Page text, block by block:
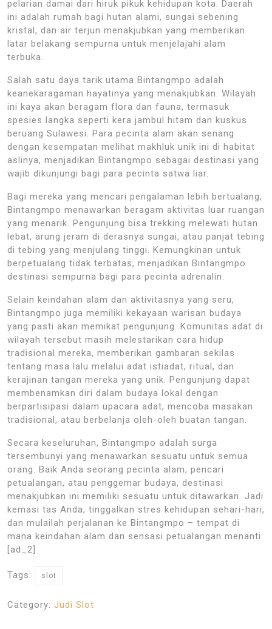
pelarian damai dari hiruk pikuk kehidupan kota. Daerah
ini adalah rumah bagi hutan alami, sungai sebening
kristal, dan air terjun menakjubkan yang memberikan
latar belakang sempurna untuk menjelajahi alam
terbuka.
Salah satu daya tarik utama Bintangmpo adalah
keanekaragaman hayatinya yang menakjubkan. Wilayah
ini kaya akan beragam flora dan fauna, termasuk
spesies langka seperti kera jambul hitam dan kuskus
beruang Sulawesi. Para pecinta alam akan senang
dengan kesempatan melihat makhluk unik ini di habitat
aslinya, menjadikan Bintangmpo sebagai destinasi yang
wajib dikunjungi bagi para pecinta satwa liar.
Bagi mereka yang mencari pengalaman lebih bertualang,
Bintangmpo menawarkan beragam aktivitas luar ruangan
yang menarik. Pengunjung bisa trekking melewati hutan
lebat, arung jeram di derasnya sungai, atau panjat tebing
di tebing yang menjulang tinggi. Kemungkinan untuk
berpetualang tidak terbatas, menjadikan Bintangmpo
destinasi sempurna bagi para pecinta adrenalin.
Selain keindahan alam dan aktivitasnya yang seru,
Bintangmpo juga memiliki kekayaan warisan budaya
yang pasti akan memikat pengunjung. Komunitas adat di
wilayah tersebut masih melestarikan cara hidup
tradisional mereka, memberikan gambaran sekilas
tentang masa lalu melalui adat istiadat, ritual, dan
kerajinan tangan mereka yang unik. Pengunjung dapat
membenamkan diri dalam budaya lokal dengan
berpartisipasi dalam upacara adat, mencoba masakan
tradisional, atau berbelanja oleh-oleh buatan tangan.
Secara keseluruhan, Bintangmpo adalah surga
tersembunyi yang menawarkan sesuatu untuk semua
orang. Baik Anda seorang pecinta alam, pencari
petualangan, atau penggemar budaya, destinasi
menakjubkan ini memiliki sesuatu untuk ditawarkan. Jadi
kemasi tas Anda, tinggalkan stres kehidupan sehari-hari,
dan mulailah perjalanan ke Bintangmpo – tempat di
mana keindahan alam dan sensasi petualangan menanti.
[ad_2]
Tags: slot
Category: Judi Slot